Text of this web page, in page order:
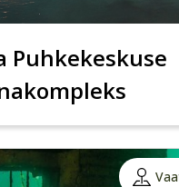
Puhkekeskuse